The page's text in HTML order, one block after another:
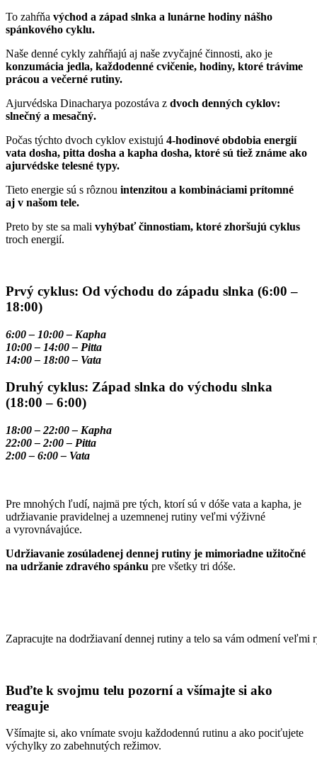
To zahŕňa východ a západ slnka a lunárne hodiny nášho
spánkového cyklu.
Naše denné cykly zahŕňajú aj naše zvyčajné činnosti, ako je
konzumácia jedla, každodenné cvičenie, hodiny, ktoré trávime
prácou a večerné rutiny.
Ajurvédska Dinacharya pozostáva z dvoch denných cyklov:
slnečný a mesačný.
Počas týchto dvoch cyklov existujú 4-hodinové obdobia energií
vata dosha, pitta dosha a kapha dosha, ktoré sú tiež známe ako
ajurvédske telesné typy.
Tieto energie sú s rôznou intenzitou a kombináciami prítomné
aj v našom tele.
Preto by ste sa mali vyhýbať činnostiam, ktoré zhoršujú cyklus
troch energií.
Prvý cyklus: Od východu do západu slnka (6:00 –
18:00)
6:00 – 10:00 – Kapha
10:00 – 14:00 – Pitta
14:00 – 18:00 – Vata
Druhý cyklus: Západ slnka do východu slnka
(18:00 – 6:00)
18:00 – 22:00 – Kapha
22:00 – 2:00 – Pitta
2:00 – 6:00 – Vata
Pre mnohých ľudí, najmä pre tých, ktorí sú v dóše vata a kapha, je
udržiavanie pravidelnej a uzemnenej rutiny veľmi výživné
a vyrovnávajúce.
Udržiavanie zosúladenej dennej rutiny je mimoriadne užitočné
na udržanie zdravého spánku pre všetky tri dóše.
Zapracujte na dodržiavaní dennej rutiny a telo sa vám odmení
Buďte k svojmu telu pozorní a všímajte si ako
reaguje
Všímajte si, ako vnímate svoju každodennú rutinu a ako pociťujete
výchylky zo zabehnutých režimov.